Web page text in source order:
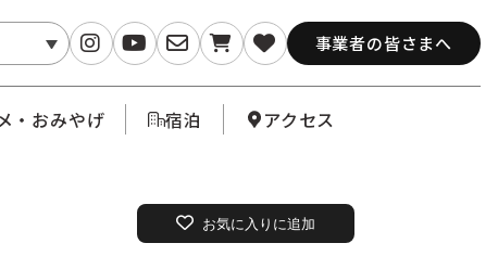
事業者の皆さまへ
・おみやげ 宿泊 アクセス
お気に入りに追加